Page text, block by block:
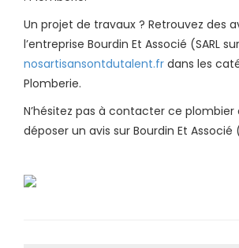
Un projet de travaux ? Retrouvez des
l’entreprise Bourdin Et Associé (SARL sur
nosartisansontdutalent.fr dans les
Plomberie.
N’hésitez pas à contacter ce plombier
déposer un avis sur Bourdin Et Associé